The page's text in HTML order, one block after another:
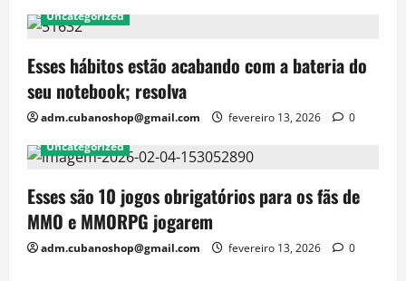
Uncategorized
Esses hábitos estão acabando com a bateria do
seu notebook; resolva
adm.cubanoshop@gmail.com fevereiro 13, 2026
0
Uncategorized
Esses são 10 jogos obrigatórios para os fãs de
MMO e MMORPG jogarem
adm.cubanoshop@gmail.com fevereiro 13, 2026 0